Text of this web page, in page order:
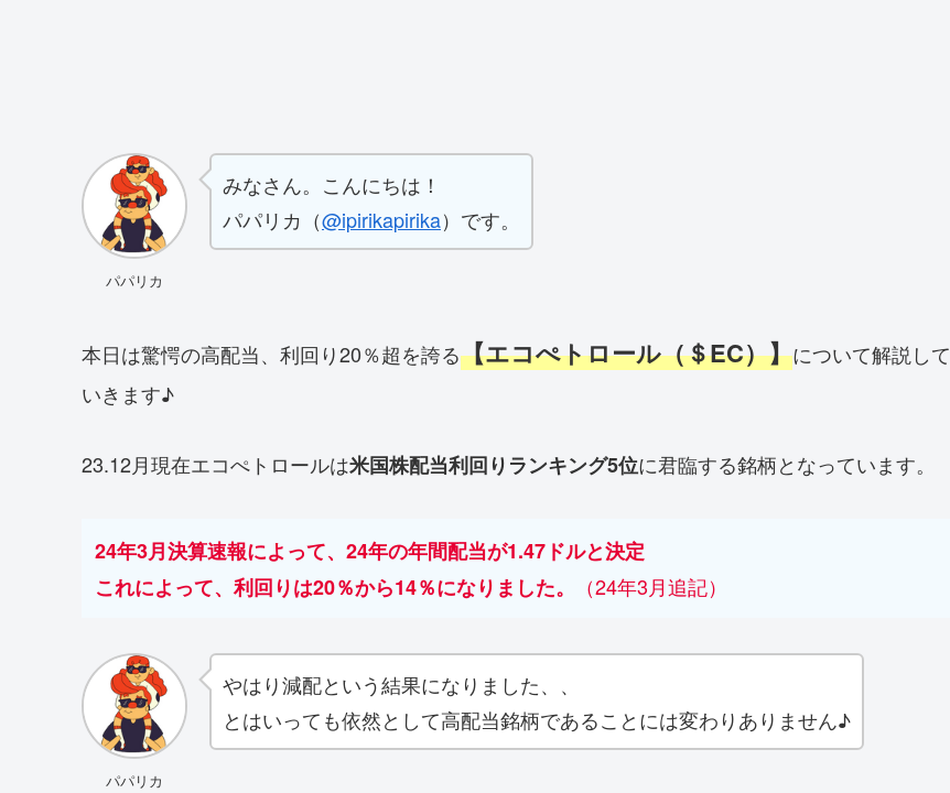
パパリカ
みなさん。こんにちは！
パパリカ（@ipirikapirika）です。
本日は驚愕の高配当、利回り20％超を誇る【エコぺトロール（＄EC）】について解説して
いきます♪
23.12月現在エコぺトロールは米国株配当利回りランキング5位に君臨する銘柄となっています。
24年3月決算速報によって、24年の年間配当が1.47ドルと決定
これによって、利回りは20％から14％になりました。
（24年3月追記）
パパリカ
やはり減配という結果になりました、、
とはいっても依然として高配当銘柄であることには変わりありません♪